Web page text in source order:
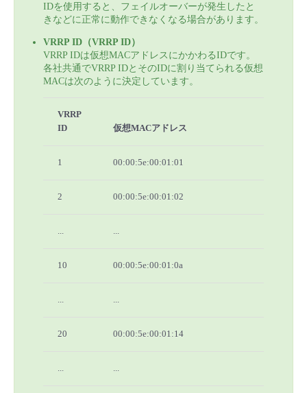
IDを使用すると、フェイルオーバーが発生したと
きなどに正常に動作できなくなる場合があります。
VRRP ID（VRRP ID）
VRRP IDは仮想MACアドレスにかかわるIDです。
各社共通でVRRP IDとそのIDに割り当てられる仮想
MACは次のように決定しています。
VRRP
ID
仮想MACアドレス
1 00:00:5e:00:01:01
2 00:00:5e:00:01:02
... ...
10 00:00:5e:00:01:0a
... ...
20 00:00:5e:00:01:14
... ...